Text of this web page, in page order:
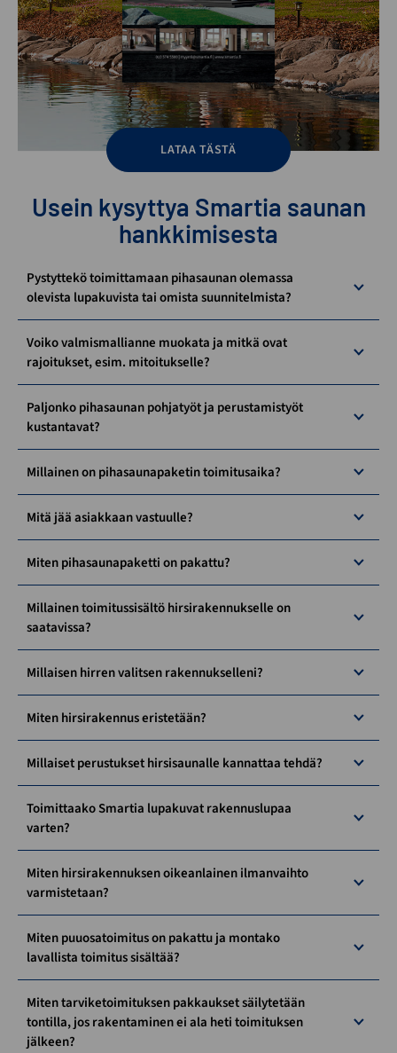
LATAA TÄSTÄ
Usein kysyttya Smartia saunan
hankkimisesta
Pystyttekö toimittamaan pihasaunan olemassa
olevista lupakuvista tai omista suunnitelmista?
Voiko valmismallianne muokata ja mitkä ovat
rajoitukset, esim. mitoitukselle?
Paljonko pihasaunan pohjatyöt ja perustamistyöt
kustantavat?
Millainen on pihasaunapaketin toimitusaika?
Mitä jää asiakkaan vastuulle?
Miten pihasaunapaketti on pakattu?
Millainen toimitussisältö hirsirakennukselle on
saatavissa?
Millaisen hirren valitsen rakennukselleni?
Miten hirsirakennus eristetään?
Millaiset perustukset hirsisaunalle kannattaa tehdä?
Toimittaako Smartia lupakuvat rakennuslupaa
varten?
Miten hirsirakennuksen oikeanlainen ilmanvaihto
varmistetaan?
Miten puuosatoimitus on pakattu ja montako
lavallista toimitus sisältää?
Miten tarviketoimituksen pakkaukset säilytetään
tontilla, jos rakentaminen ei ala heti toimituksen
jälkeen?